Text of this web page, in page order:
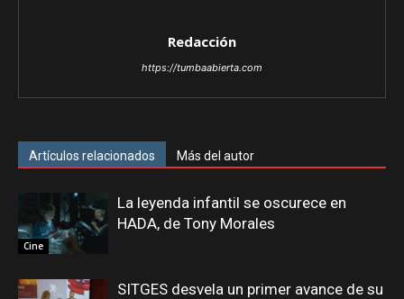
Redacción
https://tumbaabierta.com
Artículos relacionados Más del autor
Cine
La leyenda infantil se oscurece en
HADA, de Tony Morales
SITGES desvela un primer avance de su